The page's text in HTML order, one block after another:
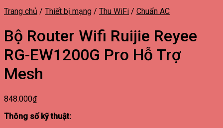
Trang chủ / Thiết bị mạng / Thu WiFi / Chuẩn AC
Bộ Router Wifi Ruijie Reyee
RG-EW1200G Pro Hỗ Trợ
Mesh
848.000₫
Thông số kỹ thuật: